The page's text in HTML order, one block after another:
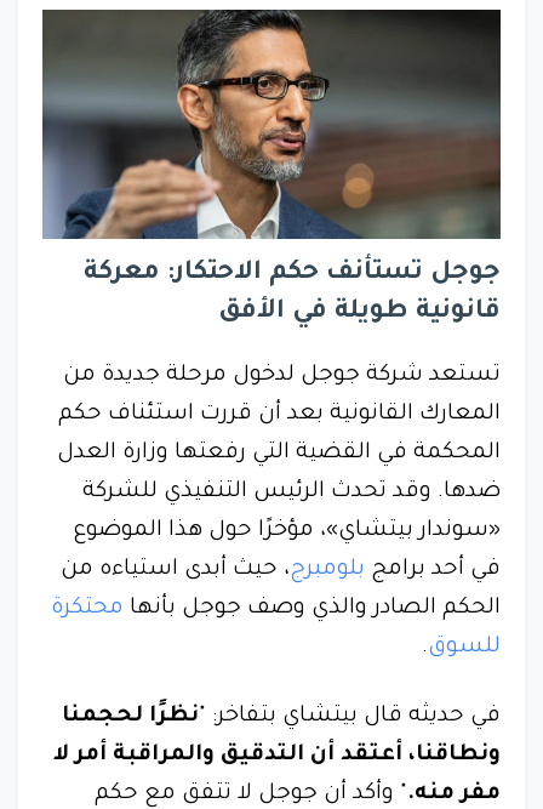
جوجل تستأنف حكم الاحتكار: معركة
قانونية طويلة في الأفق
تستعد شركة جوجل لدخول مرحلة جديدة من
المعارك القانونية بعد أن قررت استئناف حكم
المحكمة في القضية التي رفعتها وزارة العدل
ضدها. وقد تحدث الرئيس التنفيذي للشركة
«سوندار بيتشاي»، مؤخرًا حول هذا الموضوع
في أحد برامج بلومبرج، حيث أبدى استياءه من
الحكم الصادر والذي وصف جوجل بأنها محتكرة
للسوق.
في حديثه قال بيتشاي بتفاخر: "نظرًا لحجمنا
ونطاقنا، أعتقد أن التدقيق والمراقبة أمر لا
مفر منه. " وأكد أن جوجل لا تتفق مع حكم